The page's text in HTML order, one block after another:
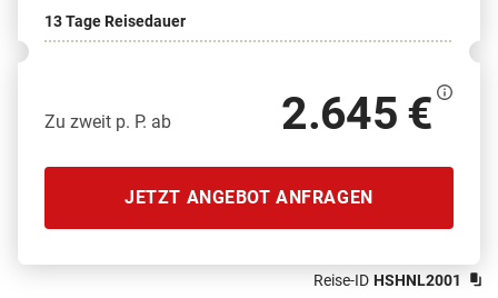
13 Tage Reisedauer
Zu zweit p. P. ab 2.645 €
JETZT ANGEBOT ANFRAGEN
Reise-ID HSHNL2001